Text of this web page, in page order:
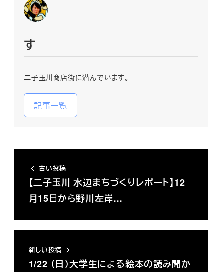
す
二子玉川商店街に潜んでいます。
記事一覧
古い投稿
【二子玉川 水辺まちづくりレポート】12
月15日から野川左岸…
新しい投稿
1/22 （日）大学生による絵本の読み聞か